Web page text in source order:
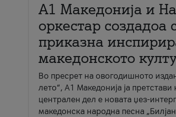
А1 Македонија и
оркестар
приказна
македонското
Во пресрет на овогодишното
лето“, А1 Македонија ја
централен дел е новата џез-
македонска народна песна „Билјан